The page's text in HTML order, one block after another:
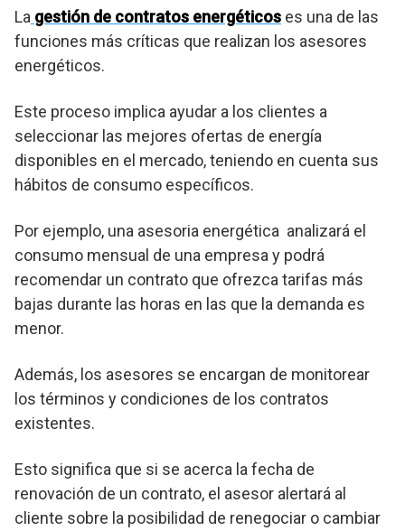
La gestión de contratos energéticos es una de las
funciones más críticas que realizan los asesores
energéticos.
Este proceso implica ayudar a los clientes a
seleccionar las mejores ofertas de energía
disponibles en el mercado, teniendo en cuenta sus
hábitos de consumo específicos.
Por ejemplo, una asesoria energética analizará el
consumo mensual de una empresa y podrá
recomendar un contrato que ofrezca tarifas más
bajas durante las horas en las que la demanda es
menor.
Además, los asesores se encargan de monitorear
los términos y condiciones de los contratos
existentes.
Esto significa que si se acerca la fecha de
renovación de un contrato, el asesor alertará al
cliente sobre la posibilidad de renegociar o cambiar